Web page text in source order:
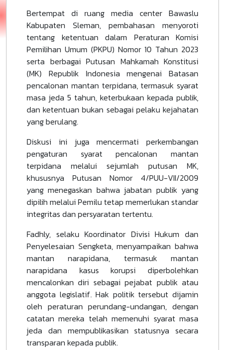
Bertempat di ruang media center Bawaslu
Kabupaten Sleman, pembahasan menyoroti
tentang ketentuan dalam Peraturan Komisi
Pemilihan Umum (PKPU) Nomor 10 Tahun 2023
serta berbagai Putusan Mahkamah Konstitusi
(MK) Republik Indonesia mengenai Batasan
pencalonan mantan terpidana, termasuk syarat
masa jeda 5 tahun, keterbukaan kepada publik,
dan ketentuan bukan sebagai pelaku kejahatan
yang berulang.
Diskusi ini juga mencermati perkembangan
pengaturan syarat pencalonan mantan
terpidana melalui sejumlah putusan MK,
khususnya Putusan Nomor 4/PUU-VII/2009
yang menegaskan bahwa jabatan publik yang
dipilih melalui Pemilu tetap memerlukan standar
integritas dan persyaratan tertentu.
Fadhly, selaku Koordinator Divisi Hukum dan
Penyelesaian Sengketa, menyampaikan bahwa
mantan narapidana, termasuk mantan
narapidana kasus korupsi diperbolehkan
mencalonkan diri sebagai pejabat publik atau
anggota legislatif. Hak politik tersebut dijamin
oleh peraturan perundang-undangan, dengan
catatan mereka telah memenuhi syarat masa
jeda dan mempublikasikan statusnya secara
transparan kepada publik.